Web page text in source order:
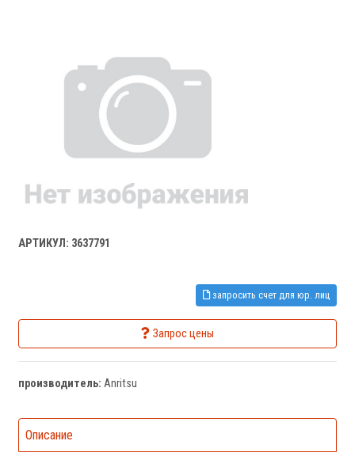
АРТИКУЛ: 3637791
запросить счет для юр. лиц
Запрос цены
производитель: Anritsu
Описание